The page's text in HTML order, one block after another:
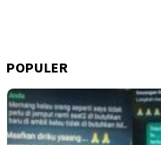
POPULER